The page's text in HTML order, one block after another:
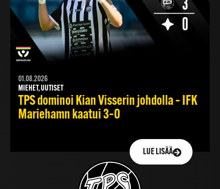
01.08.2026
MIEHET, UUTISET
TPS dominoi Kian Visserin johdolla – IFK
Mariehamn kaatui 3–0
LUE LISÄÄ